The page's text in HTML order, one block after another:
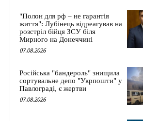
"Полон для рф – не гарантія
життя": Лубінець відреагував на
розстріл бійця ЗСУ біля
Мирного на Донеччині
07.08.2026
Російська "бандероль" знищила
сортувальне депо "Укрпошти" у
Павлограді, є жертви
07.08.2026